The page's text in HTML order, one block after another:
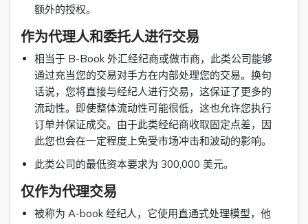
额外的授权。
作为代理人和委托人进行交易
相当于 B-Book 外汇经纪商或做市商，此类公司能够
通过充当您的交易对手方在内部处理您的交易。换句
话说，您将直接与经纪人进行交易，这保证了更多的
流动性。即使整体流动性可能很低，这也允许您执行
订单并保证成交。由于此类经纪商收取固定点差，因
此您也会在一定程度上免受市场冲击和波动的影响。
此类公司的最低资本要求为 300,000 美元。
仅作为代理交易
被称为 A-book 经纪人，它使用直通式处理模型，他